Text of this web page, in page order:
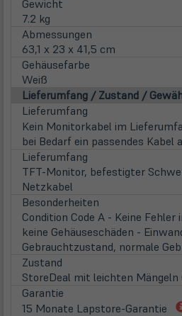
Gewicht
7.2 kg
Abmessungen
63,1 x 23 x 41,5 cm
Gehäusefarbe
Weiß
Lieferumfang / Zustand /
Lieferumfang
Kein Monitorkabel im
bei Bedarf ein passendes Kabel
Lieferumfang
TFT-Monitor, befestigter
Netzkabel
Besonderheiten
Condition Code A - Keine Fehler
keine Gehäuseschäden -
Gebrauchtzustand, normale
Zustand
StoreDeal mit leichten Mängeln
Garantie
15 Monate Lapstore-Garantie